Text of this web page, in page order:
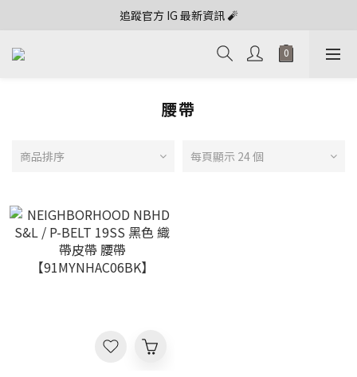
追蹤官方 IG 最新資訊 🧨
腰帶
商品排序 每頁顯示 24 個